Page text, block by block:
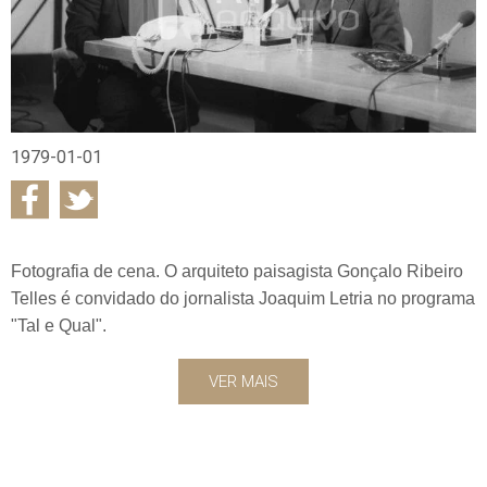
1979-01-01
Fotografia de cena. O arquiteto paisagista Gonçalo Ribeiro
Telles é convidado do jornalista Joaquim Letria no programa
"Tal e Qual".
VER MAIS